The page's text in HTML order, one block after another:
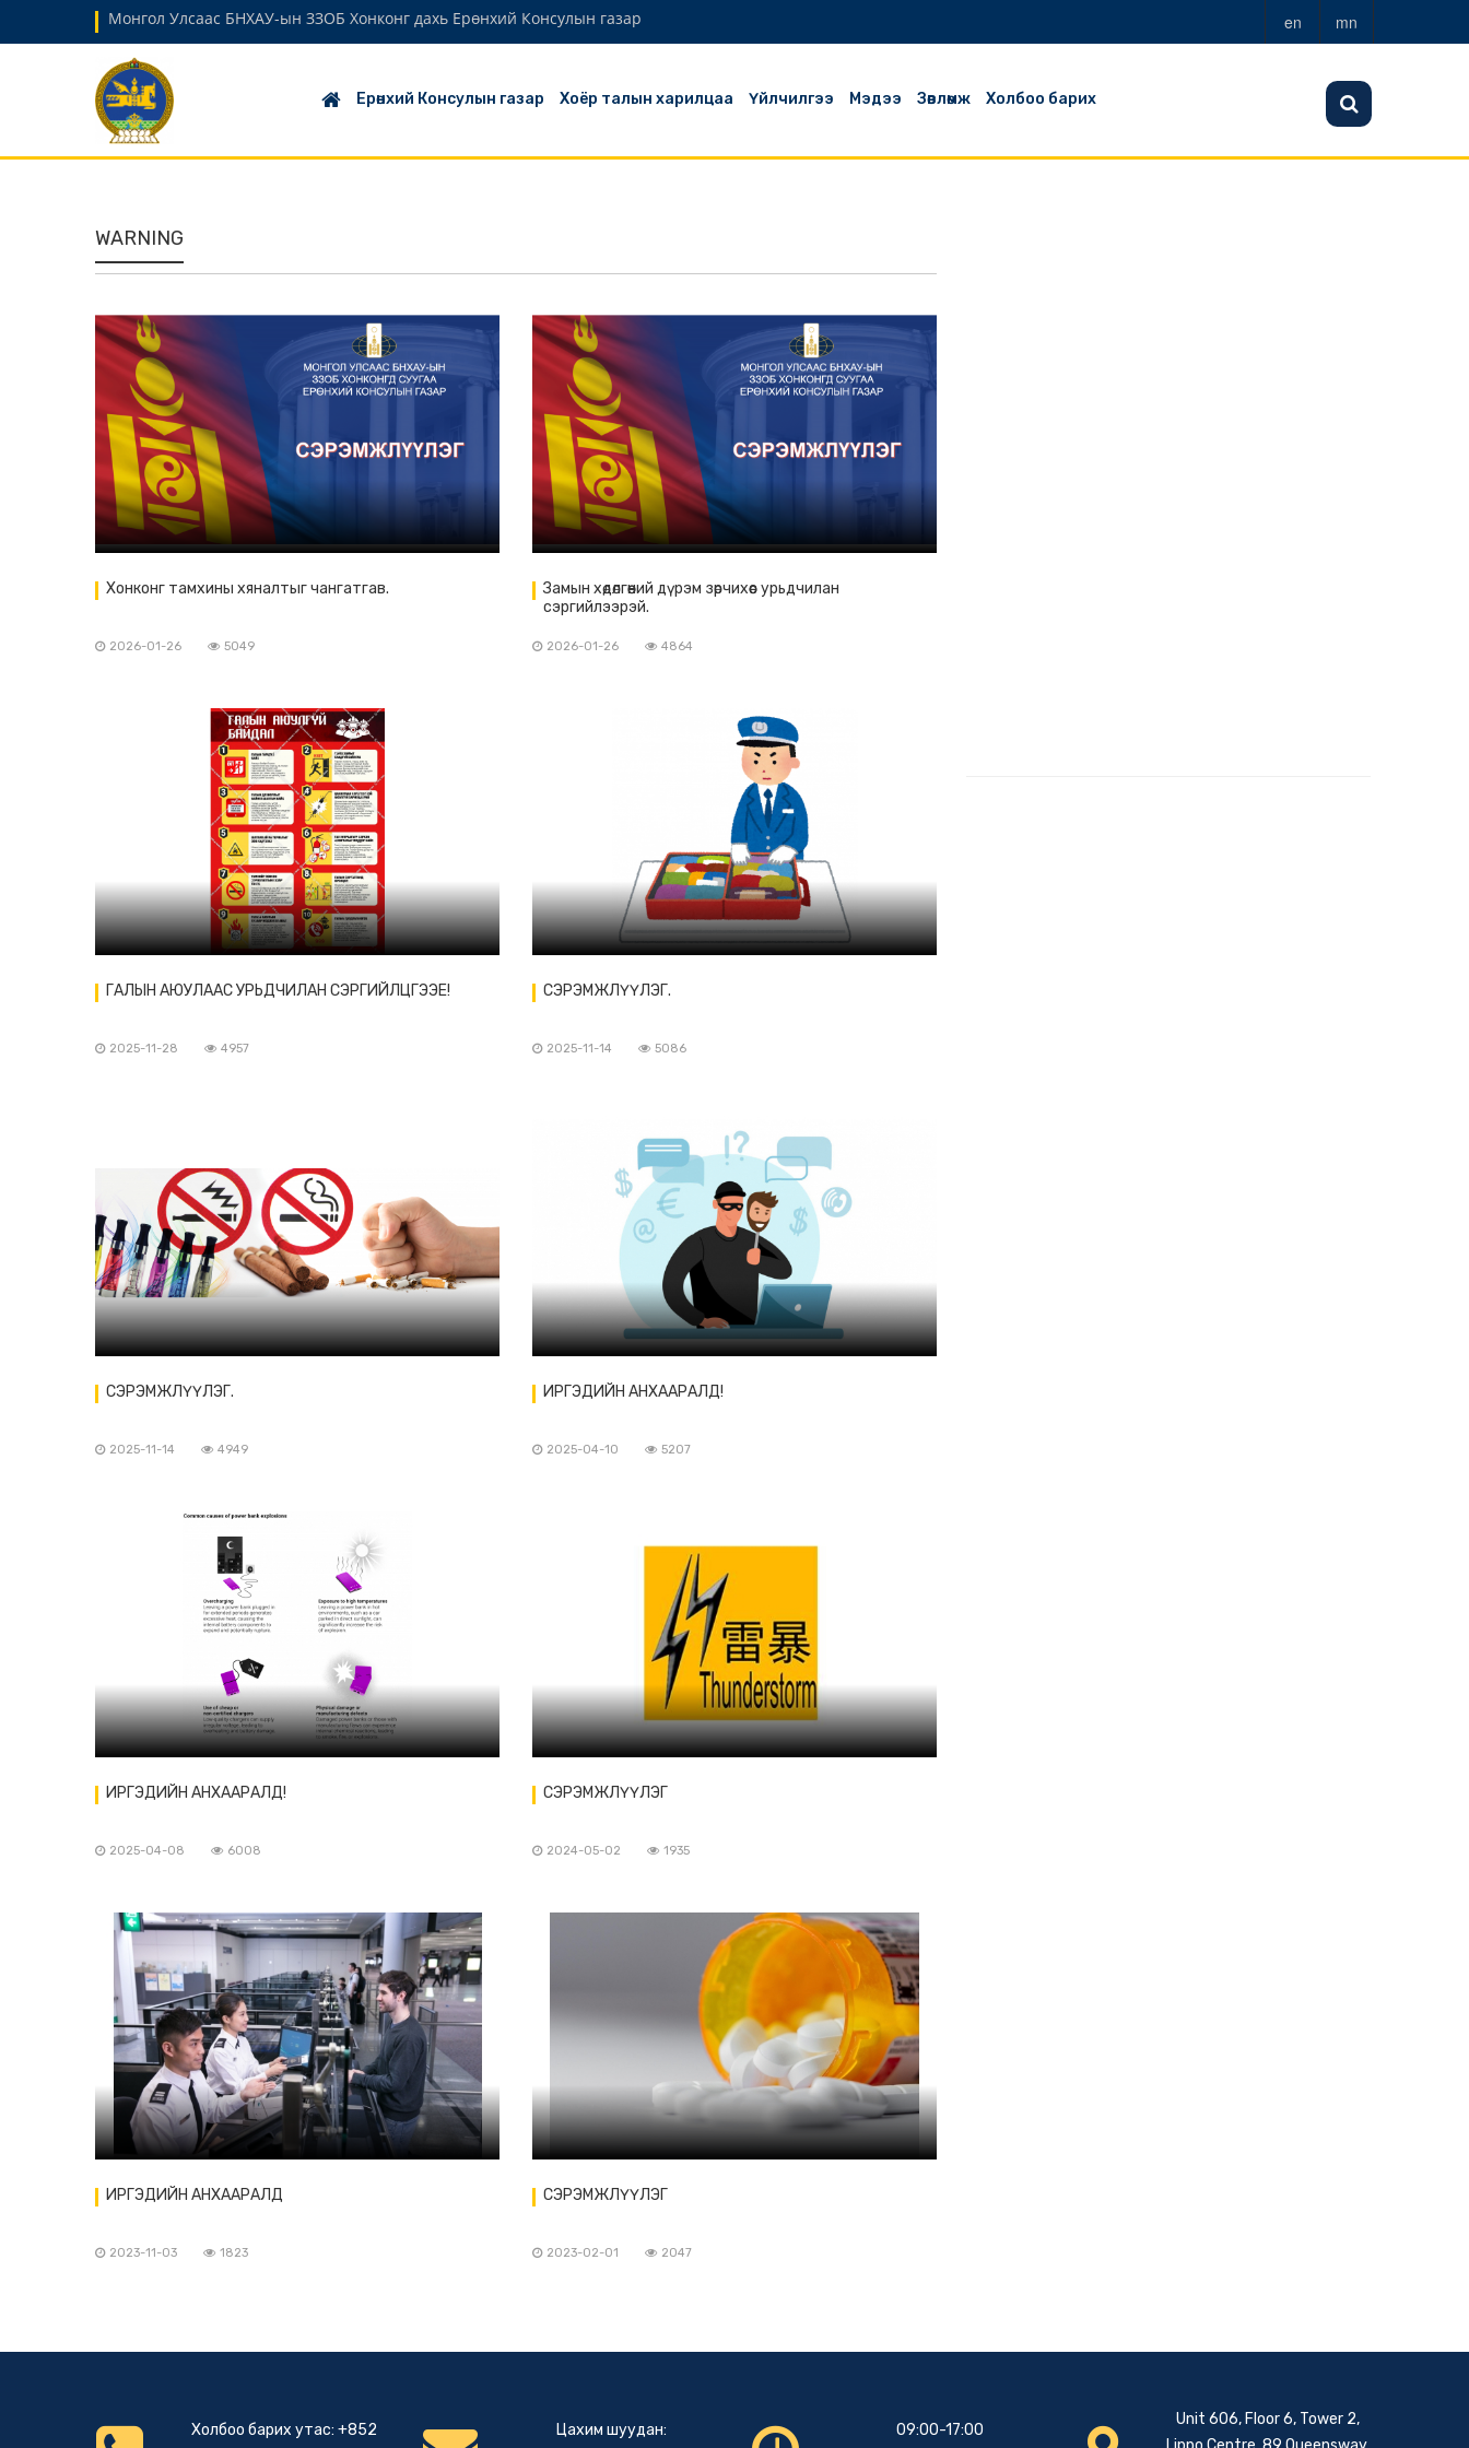
Монгол Улсаас БНХАУ-ын ЗЗОБ Хонконг дахь Ерөнхий Консулын газар en mn
Ерөнхий Консулын газар Хоёр талын харилцаа Үйлчилгээ Мэдээ Зөвлөмж Холбоо барих
WARNING
Хонконг тамхины хяналтыг чангатгав.
2026-01-26 5049
Замын хөдөлгөөний дүрэм зөрчихөөс урьдчилан
сэргийлээрэй.
2026-01-26 4864
ГАЛЫН АЮУЛААС УРЬДЧИЛАН СЭРГИЙЛЦГЭЭЕ!
2025-11-28 4957
СЭРЭМЖЛҮҮЛЭГ.
2025-11-14 5086
СЭРЭМЖЛҮҮЛЭГ.
2025-11-14 4949
ИРГЭДИЙН АНХААРАЛД!
2025-04-10 5207
ИРГЭДИЙН АНХААРАЛД!
2025-04-08 6008
СЭРЭМЖЛҮҮЛЭГ
2024-05-02 1935
ИРГЭДИЙН АНХААРАЛД
2023-11-03 1823
СЭРЭМЖЛҮҮЛЭГ
2023-02-01 2047
Холбоо барих утас: +852
Цахим шуудан:
09:00-17:00
Unit 606, Floor 6, Tower 2,